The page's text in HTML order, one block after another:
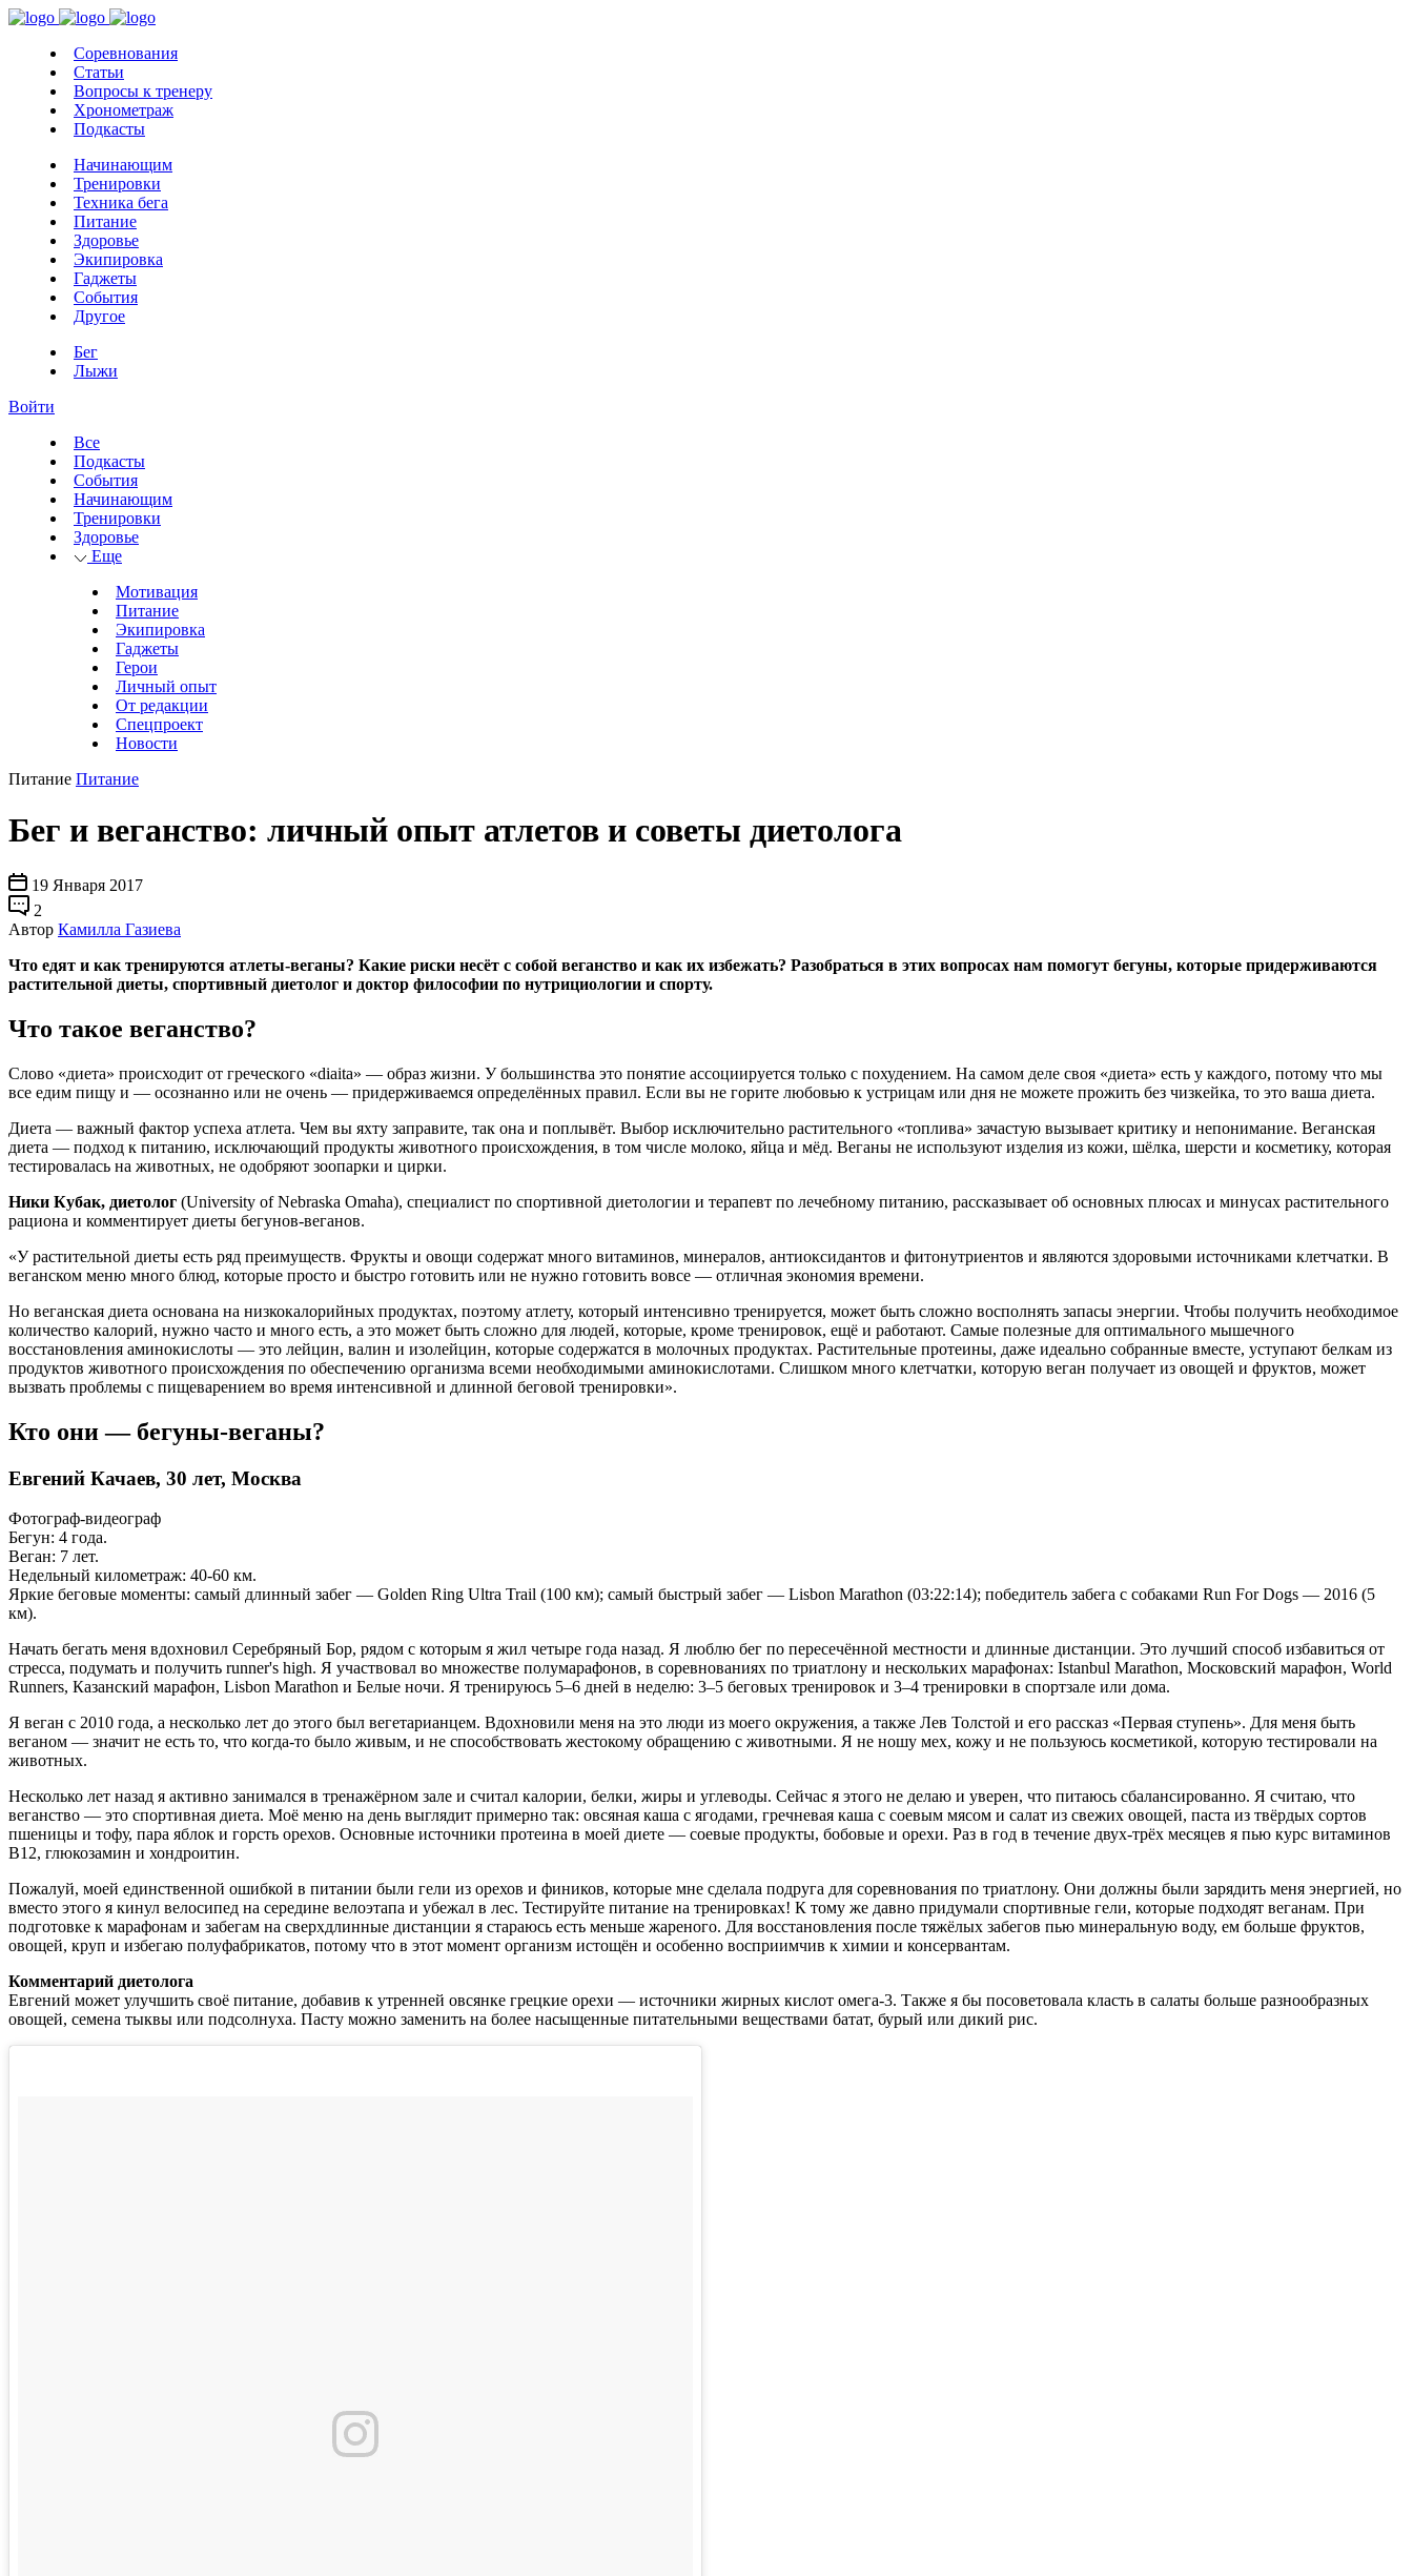
Соревнования
Статьи
Вопросы к тренеру
Хронометраж
Подкасты
Начинающим
Тренировки
Техника бега
Питание
Здоровье
Экипировка
Гаджеты
События
Другое
Бег
Лыжи
Войти
Все
Подкасты
События
Начинающим
Тренировки
Здоровье
Еще
Мотивация
Питание
Экипировка
Гаджеты
Герои
Личный опыт
От редакции
Спецпроект
Новости
Питание Питание
Бег и веганство: личный опыт атлетов и советы диетолога
19 Января 2017
2
Автор Камилла Газиева
Что едят и как тренируются атлеты-веганы? Какие риски несёт с собой веганство и как их избежать? Разобраться в этих вопросах нам помогут бегуны, которые придерживаются
растительной диеты, спортивный диетолог и доктор философии по нутрициологии и спорту.
Что такое веганство?
Слово «диета» происходит от греческого «diaita» — образ жизни. У большинства это понятие ассоциируется только с похудением. На самом деле своя «диета» есть у каждого, потому что мы
все едим пищу и — осознанно или не очень — придерживаемся определённых правил. Если вы не горите любовью к устрицам или дня не можете прожить без чизкейка, то это ваша диета.
Диета — важный фактор успеха атлета. Чем вы яхту заправите, так она и поплывёт. Выбор исключительно растительного «топлива» зачастую вызывает критику и непонимание. Веганская
диета — подход к питанию, исключающий продукты животного происхождения, в том числе молоко, яйца и мёд. Веганы не используют изделия из кожи, шёлка, шерсти и косметику, которая
тестировалась на животных, не одобряют зоопарки и цирки.
Ники Кубак, диетолог (University of Nebraska Omaha), специалист по спортивной диетологии и терапевт по лечебному питанию, рассказывает об основных плюсах и минусах растительного
рациона и комментирует диеты бегунов-веганов.
«У растительной диеты есть ряд преимуществ. Фрукты и овощи содержат много витаминов, минералов, антиоксидантов и фитонутриентов и являются здоровыми источниками клетчатки. В
веганском меню много блюд, которые просто и быстро готовить или не нужно готовить вовсе — отличная экономия времени.
Но веганская диета основана на низкокалорийных продуктах, поэтому атлету, который интенсивно тренируется, может быть сложно восполнять запасы энергии. Чтобы получить необходимое
количество калорий, нужно часто и много есть, а это может быть сложно для людей, которые, кроме тренировок, ещё и работают. Самые полезные для оптимального мышечного
восстановления аминокислоты — это лейцин, валин и изолейцин, которые содержатся в молочных продуктах. Растительные протеины, даже идеально собранные вместе, уступают белкам из
продуктов животного происхождения по обеспечению организма всеми необходимыми аминокислотами. Слишком много клетчатки, которую веган получает из овощей и фруктов, может
вызвать проблемы с пищеварением во время интенсивной и длинной беговой тренировки».
Кто они — бегуны-веганы?
Евгений Качаев, 30 лет, Москва
Фотограф-видеограф
Бегун: 4 года.
Веган: 7 лет.
Недельный километраж: 40-60 км.
Яркие беговые моменты: самый длинный забег — Golden Ring Ultra Trail (100 км); самый быстрый забег — Lisbon Marathon (03:22:14); победитель забега с собаками Run For Dogs — 2016 (5
км).
Начать бегать меня вдохновил Серебряный Бор, рядом с которым я жил четыре года назад. Я люблю бег по пересечённой местности и длинные дистанции. Это лучший способ избавиться от
стресса, подумать и получить runner's high. Я участвовал во множестве полумарафонов, в соревнованиях по триатлону и нескольких марафонах: Istanbul Marathon, Московский марафон, World
Runners, Казанский марафон, Lisbon Marathon и Белые ночи. Я тренируюсь 5–6 дней в неделю: 3–5 беговых тренировок и 3–4 тренировки в спортзале или дома.
Я веган с 2010 года, а несколько лет до этого был вегетарианцем. Вдохновили меня на это люди из моего окружения, а также Лев Толстой и его рассказ «Первая ступень». Для меня быть
веганом — значит не есть то, что когда-то было живым, и не способствовать жестокому обращению с животными. Я не ношу мех, кожу и не пользуюсь косметикой, которую тестировали на
животных.
Несколько лет назад я активно занимался в тренажёрном зале и считал калории, белки, жиры и углеводы. Сейчас я этого не делаю и уверен, что питаюсь сбалансированно. Я считаю, что
веганство — это спортивная диета. Моё меню на день выглядит примерно так: овсяная каша с ягодами, гречневая каша с соевым мясом и салат из свежих овощей, паста из твёрдых сортов
пшеницы и тофу, пара яблок и горсть орехов. Основные источники протеина в моей диете — соевые продукты, бобовые и орехи. Раз в год в течение двух-трёх месяцев я пью курс витаминов
B12, глюкозамин и хондроитин.
Пожалуй, моей единственной ошибкой в питании были гели из орехов и фиников, которые мне сделала подруга для соревнования по триатлону. Они должны были зарядить меня энергией, но
вместо этого я кинул велосипед на середине велоэтапа и убежал в лес. Тестируйте питание на тренировках! К тому же давно придумали спортивные гели, которые подходят веганам. При
подготовке к марафонам и забегам на сверхдлинные дистанции я стараюсь есть меньше жареного. Для восстановления после тяжёлых забегов пью минеральную воду, ем больше фруктов,
овощей, круп и избегаю полуфабрикатов, потому что в этот момент организм истощён и особенно восприимчив к химии и консервантам.
Комментарий диетолога
Евгений может улучшить своё питание, добавив к утренней овсянке грецкие орехи — источники жирных кислот омега-3. Также я бы посоветовала класть в салаты больше разнообразных
овощей, семена тыквы или подсолнуха. Пасту можно заменить на более насыщенные питательными веществами батат, бурый или дикий рис.